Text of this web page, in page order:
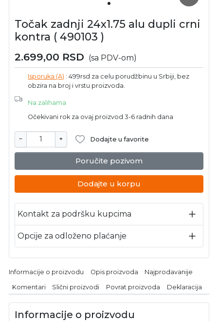
Točak zadnji 24x1.75 alu dupli crni
kontra ( 490103 )
2.699,00 RSD (sa PDV-om)
Isporuka (A) : 499rsd za celu porudžbinu u Srbiji, bez
obzira na broj i vrstu proizvoda.
Na zalihama
Očekivani rok za ovaj proizvod 3-6 radnih dana
− + Dodajte u favorite
Poručite pozivom
Dodajte u korpu
Kontakt za podršku kupcima
Opcije za odloženo plaćanje
Informacije o proizvodu Opis proizvoda Najprodavanije
Komentari Slični proizvodi Povrat proizvoda Deklaracija
Informacije o proizvodu